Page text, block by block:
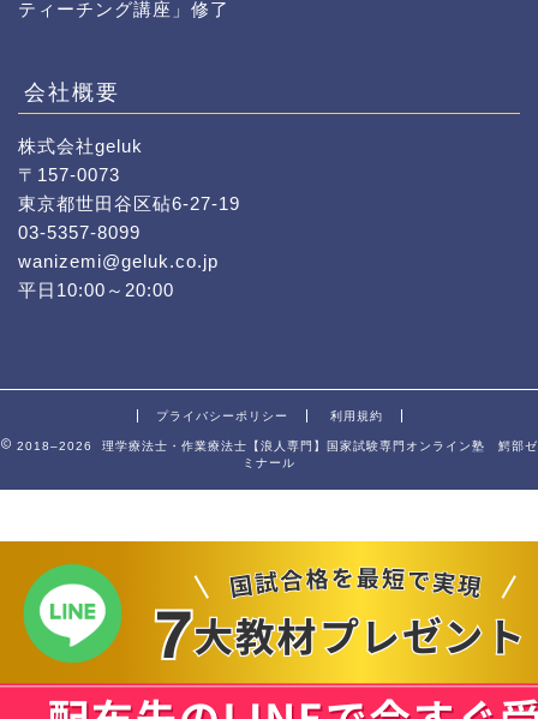
ティーチング講座」修了
会社概要
株式会社geluk
〒157-0073
東京都世田谷区砧6-27-19
03-5357-8099
wanizemi@geluk.co.jp
平日10:00～20:00
プライバシーポリシー 利用規約
2018–2026 理学療法士・作業療法士【浪人専門】国家試験専門オンライン塾 鰐部ゼ
ミナール